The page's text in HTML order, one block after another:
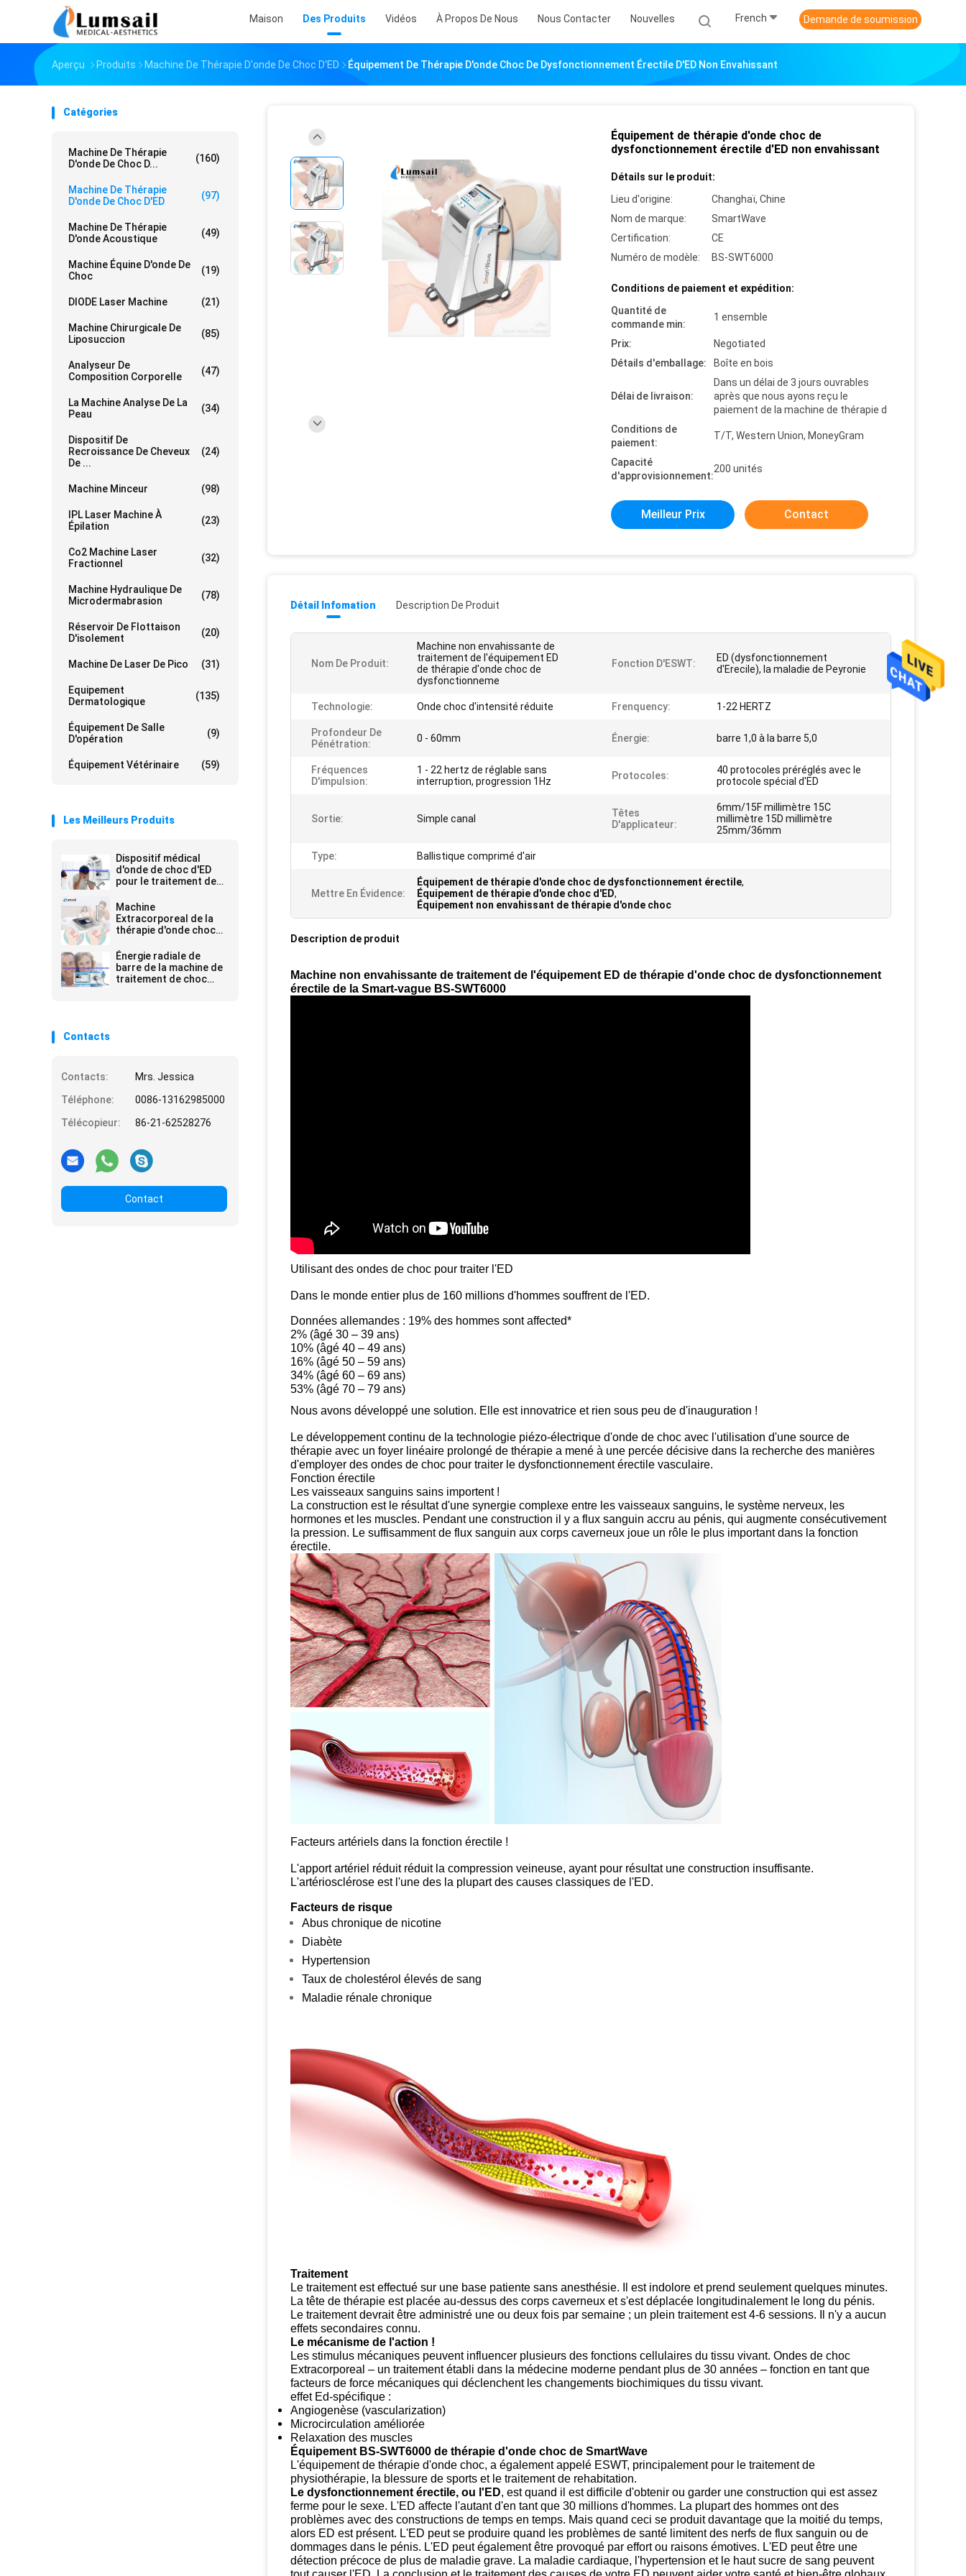
Maison Des Produits Vidéos À Propos De Nous Nous Contacter Nouvelles French Demande de soumission
Aperçu Produits Machine De Thérapie D'onde De Choc D'ED Équipement De Thérapie D'onde Choc De Dysfonctionnement Érectile D'ED Non Envahissant
Catégories
Machine De Thérapie
D'onde De Choc D...
(160)
Machine De Thérapie
D'onde De Choc D'ED
(97)
Machine De Thérapie
D'onde Acoustique
(49)
Machine Équine D'onde De
Choc
(19)
DIODE Laser Machine (21)
Machine Chirurgicale De
Liposuccion
(85)
Analyseur De
Composition Corporelle
(47)
La Machine Analyse De La
Peau
(34)
Dispositif De
Recroissance De Cheveux
De ...
(24)
Machine Minceur (98)
IPL Laser Machine À
Épilation
(23)
Co2 Machine Laser
Fractionnel
(32)
Machine Hydraulique De
Microdermabrasion
(78)
Réservoir De Flottaison
D'isolement
(20)
Machine De Laser De Pico (31)
Equipement
Dermatologique
(135)
Équipement De Salle
D'opération
(9)
Équipement Vétérinaire (59)
Les Meilleurs Produits
Dispositif médical
d'onde de choc d'ED
pour le traitement de
érectile
Machine
Extracorporeal de la
thérapie d'onde choc
1000 (LI-ESWT) pour
l'ED
Énergie radiale de
barre de la machine de
traitement de choc
Contacts
Contacts:
Mrs. Jessica
Téléphone:
0086-13162985000
Télécopieur:
86-21-62528276
Contact
Équipement de thérapie d'onde choc de
dysfonctionnement érectile d'ED non envahissant
Détails sur le produit:
Lieu d'origine:
Changhaï, Chine
Nom de marque:
SmartWave
Certification:
CE
Numéro de modèle:
BS-SWT6000
Conditions de paiement et expédition:
Quantité de
commande min:
1 ensemble
Prix:
Negotiated
Détails d'emballage:
Boîte en bois
Délai de livraison:
Dans un délai de 3 jours ouvrables
après que nous ayons reçu le
paiement de la machine de thérapie d
Conditions de
paiement:
T/T, Western Union, MoneyGram
Capacité
d'approvisionnement:
200 unités
Meilleur Prix Contact
Détail Infomation Description De Produit
Nom De Produit:
Machine non envahissante de
traitement de l'équipement ED
de thérapie d'onde choc de
dysfonctionneme
Fonction D'ESWT:
ED (dysfonctionnement
d'Erecile), la maladie de Peyronie
Technologie: Onde choc d'intensité réduite Frenquency: 1-22 HERTZ
Profondeur De
Pénétration:
0 - 60mm Énergie: barre 1,0 à la barre 5,0
Fréquences
D'impulsion:
1 - 22 hertz de réglable sans
interruption, progression 1Hz
Protocoles:
40 protocoles préréglés avec le
protocole spécial d'ED
Sortie: Simple canal
Têtes
D'applicateur:
6mm/15F millimètre 15C
millimètre 15D millimètre
25mm/36mm
Type: Ballistique comprimé d'air
Mettre En Évidence:
Équipement de thérapie d'onde choc de dysfonctionnement érectile,
Équipement de thérapie d'onde choc d'ED,
Équipement non envahissant de thérapie d'onde choc
Description de produit
Machine non envahissante de traitement de l'équipement ED de thérapie d'onde choc de dysfonctionnement
érectile de la Smart-vague BS-SWT6000
Utilisant des ondes de choc pour traiter l'ED
Dans le monde entier plus de 160 millions d'hommes souffrent de l'ED.
Données allemandes : 19% des hommes sont affected*
2% (âgé 30 – 39 ans)
10% (âgé 40 – 49 ans)
16% (âgé 50 – 59 ans)
34% (âgé 60 – 69 ans)
53% (âgé 70 – 79 ans)
Nous avons développé une solution. Elle est innovatrice et rien sous peu de d'inauguration !
Le développement continu de la technologie piézo-électrique d'onde de choc avec l'utilisation d'une source de
thérapie avec un foyer linéaire prolongé de thérapie a mené à une percée décisive dans la recherche des manières
d'employer des ondes de choc pour traiter le dysfonctionnement érectile vasculaire.
Fonction érectile
Les vaisseaux sanguins sains importent !
La construction est le résultat d'une synergie complexe entre les vaisseaux sanguins, le système nerveux, les
hormones et les muscles. Pendant une construction il y a flux sanguin accru au pénis, qui augmente consécutivement
la pression. Le suffisamment de flux sanguin aux corps caverneux joue un rôle le plus important dans la fonction
érectile.
Facteurs artériels dans la fonction érectile !
L'apport artériel réduit réduit la compression veineuse, ayant pour résultat une construction insuffisante.
L'artériosclérose est l'une des la plupart des causes classiques de l'ED.
Facteurs de risque
Abus chronique de nicotine
Diabète
Hypertension
Taux de cholestérol élevés de sang
Maladie rénale chronique
Traitement
Le traitement est effectué sur une base patiente sans anesthésie. Il est indolore et prend seulement quelques minutes.
La tête de thérapie est placée au-dessus des corps caverneux et s'est déplacée longitudinalement le long du pénis.
Le traitement devrait être administré une ou deux fois par semaine ; un plein traitement est 4-6 sessions. Il n'y a aucun
effets secondaires connu.
Le mécanisme de l'action !
Les stimulus mécaniques peuvent influencer plusieurs des fonctions cellulaires du tissu vivant. Ondes de choc
Extracorporeal – un traitement établi dans la médecine moderne pendant plus de 30 années – fonction en tant que
facteurs de force mécaniques qui déclenchent les changements biochimiques du tissu vivant.
effet Ed-spécifique :
Angiogenèse (vascularization)
Microcirculation améliorée
Relaxation des muscles
Équipement BS-SWT6000 de thérapie d'onde choc de SmartWave
L'équipement de thérapie d'onde choc, a également appelé ESWT, principalement pour le traitement de
physiothérapie, la blessure de sports et le traitement de rehabitation.
Le dysfonctionnement érectile, ou l'ED, est quand il est difficile d'obtenir ou garder une construction qui est assez
ferme pour le sexe. L'ED affecte l'autant d'en tant que 30 millions d'hommes. La plupart des hommes ont des
problèmes avec des constructions de temps en temps. Mais quand ceci se produit davantage que la moitié du temps,
alors ED est présent. L'ED peut se produire quand les problèmes de santé limitent des nerfs de flux sanguin ou de
dommages dans le pénis. L'ED peut également être provoqué par effort ou raisons émotives. L'ED peut être une
détection précoce de plus de maladie grave. La maladie cardiaque, l'hypertension et le haut sucre de sang peuvent